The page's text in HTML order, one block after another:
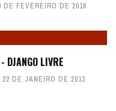
DE FEVEREIRO DE 2016
DJANGO LIVRE
22 DE JANEIRO DE 2013